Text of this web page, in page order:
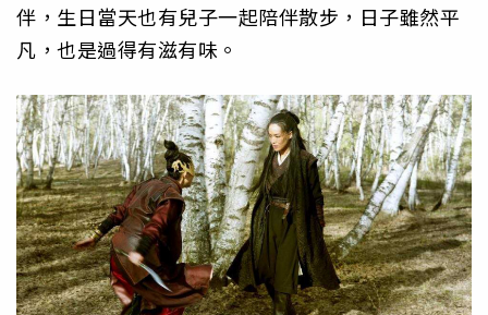
伴，生日當天也有兒子一起陪伴散步，日子雖然平
凡，也是過得有滋有味。